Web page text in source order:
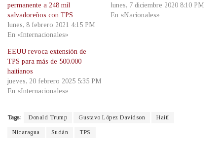
permanente a 248 mil
salvadoreños con TPS
lunes, 8 febrero 2021 4:15 PM
En «Internacionales»
lunes, 7 diciembre 2020 8:10 PM
En «Nacionales»
EEUU revoca extensión de
TPS para más de 500.000
haitianos
jueves, 20 febrero 2025 5:35 PM
En «Internacionales»
Tags: Donald Trump Gustavo López Davidson Haití
Nicaragua Sudán TPS